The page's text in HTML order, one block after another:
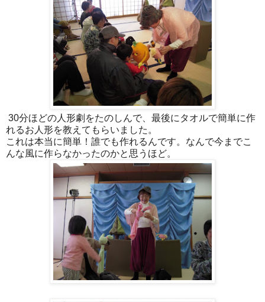
30分ほどの人形劇をたのしんで、最後にタオルで簡単に作
れるお人形を教えてもらいました。
これは本当に簡単！誰でも作れるんです。なんで今までこ
んな風に作らなかったのかと思うほど。